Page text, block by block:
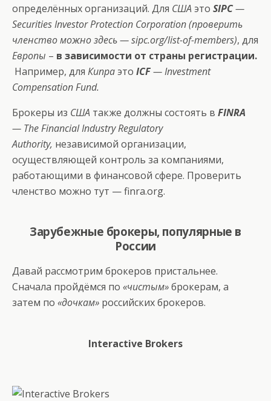
определённых организаций. Для США это SIPC—
Securities Investor Protection Corporation (проверить
членство можно здесь —sipc.org/list-of-members), для
Европы – в зависимости от страны регистрации.
Например, для Кипраэто ICF— Investment
Compensation Fund.
Брокеры из США также должны состоять в FINRA
— The Financial Industry Regulatory
Authority, независимой организации,
осуществляющей контроль за компаниями,
работающими в финансовой сфере. Проверить
членство можно тут —finra.org.
Зарубежные брокеры, популярные в
России
Давай рассмотрим брокеров пристальнее.
Сначала пройдёмся по «чистым»брокерам, а
затем по «дочкам» российских брокеров.
Interactive Brokers